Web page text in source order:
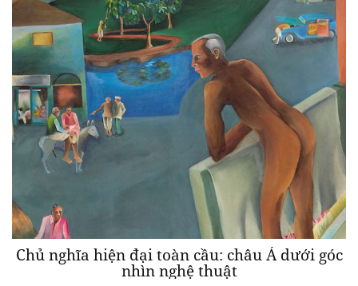
Chủ nghĩa hiện đại toàn cầu: châu Á dưới góc
nhìn nghệ thuật